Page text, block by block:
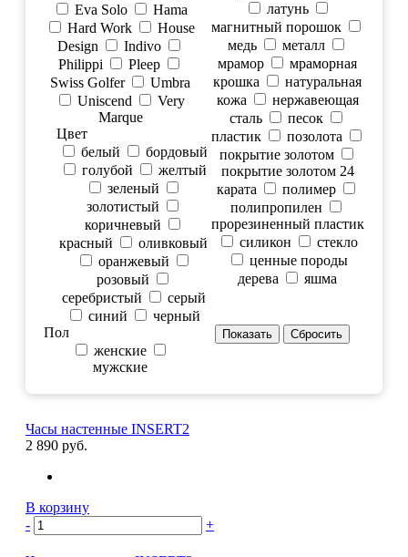
латунь
магнитный порошок
медь
металл
мрамор
мраморная
крошка
натуральная
кожа
нержавеющая
сталь
песок
пластик
позолота
покрытие золотом
покрытие золотом 24
карата
полимер
полипропилен
прорезиненный пластик
силикон
стекло
ценные породы
дерева
яшма
Eva Solo
Hama
Hard Work
House
Design
Indivo
Philippi
Pleep
Swiss Golfer
Umbra
Uniscend
Very
Marque
Цвет
белый
бордовый
голубой
желтый
зеленый
золотистый
коричневый
красный
оливковый
оранжевый
розовый
серебристый
серый
синий
черный
Пол
женские
мужские
Часы настенные INSERT2
2 890 руб.
В корзину
-
+